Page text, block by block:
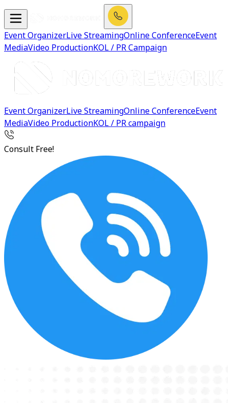
Event OrganizerLive StreamingOnline ConferenceEvent
MediaVideo ProductionKOL / PR Campaign
Event OrganizerLive StreamingOnline ConferenceEvent
MediaVideo ProductionKOL / PR campaign
Consult Free!